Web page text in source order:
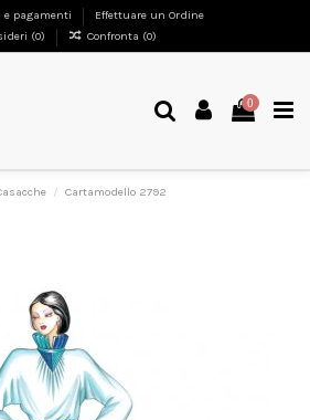
e pagamenti
Effettuare un Ordine
(0) Confronta (0)
0
Cartamodello 2792